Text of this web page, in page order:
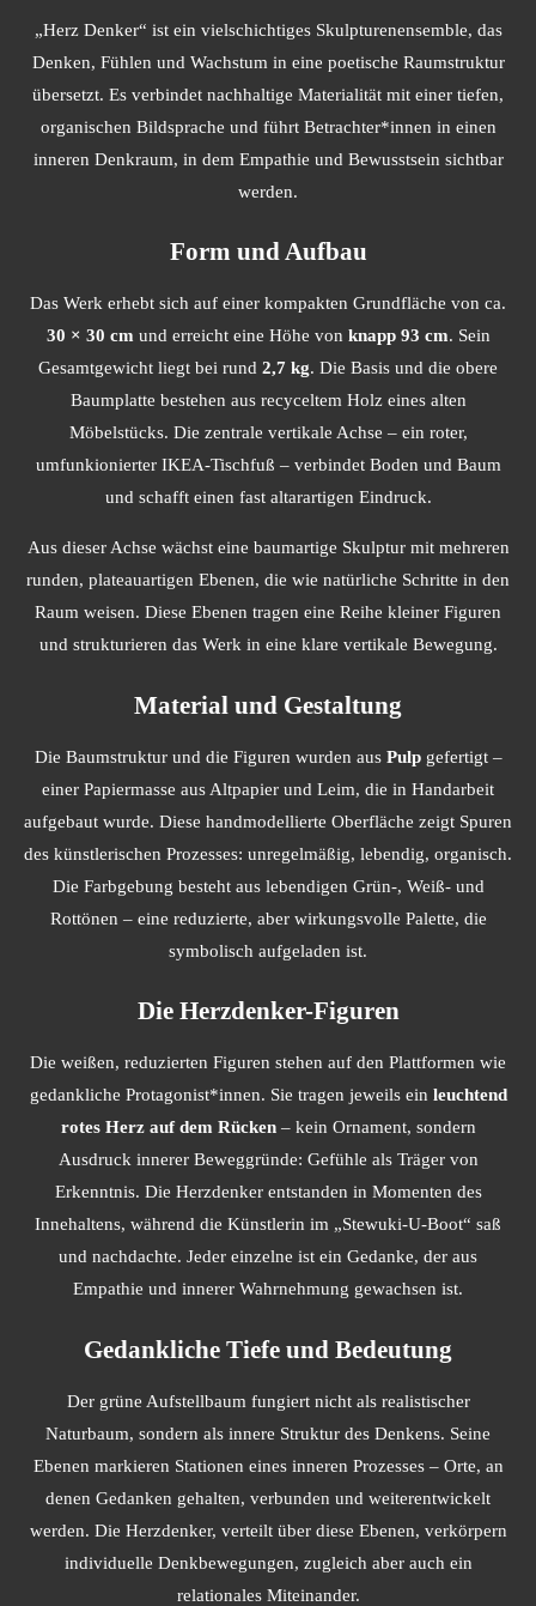
n
g
„Herz Denker“ ist ein vielschichtiges Skulpturenensemble, das
Denken, Fühlen und Wachstum in eine poetische Raumstruktur
übersetzt. Es verbindet nachhaltige Materialität mit einer tiefen,
organischen Bildsprache und führt Betrachter*innen in einen
inneren Denkraum, in dem Empathie und Bewusstsein sichtbar
werden.
Form und Aufbau
Das Werk erhebt sich auf einer kompakten Grundfläche von ca.
30 × 30 cm und erreicht eine Höhe von knapp 93 cm. Sein
Gesamtgewicht liegt bei rund 2,7 kg. Die Basis und die obere
Baumplatte bestehen aus recyceltem Holz eines alten
Möbelstücks. Die zentrale vertikale Achse – ein roter,
umfunkionierter IKEA-Tischfuß – verbindet Boden und Baum
und schafft einen fast altarartigen Eindruck.
Aus dieser Achse wächst eine baumartige Skulptur mit mehreren
runden, plateauartigen Ebenen, die wie natürliche Schritte in den
Raum weisen. Diese Ebenen tragen eine Reihe kleiner Figuren
und strukturieren das Werk in eine klare vertikale Bewegung.
Material und Gestaltung
Die Baumstruktur und die Figuren wurden aus Pulpgefertigt –
einer Papiermasse aus Altpapier und Leim, die in Handarbeit
aufgebaut wurde. Diese handmodellierte Oberfläche zeigt Spuren
des künstlerischen Prozesses: unregelmäßig, lebendig, organisch.
Die Farbgebung besteht aus lebendigen Grün-, Weiß- und
Rottönen – eine reduzierte, aber wirkungsvolle Palette, die
symbolisch aufgeladen ist.
Die Herzdenker-Figuren
Die weißen, reduzierten Figuren stehen auf den Plattformen wie
gedankliche Protagonist*innen. Sie tragen jeweils ein leuchtend
rotes Herz auf dem Rücken– kein Ornament, sondern
Ausdruck innerer Beweggründe: Gefühle als Träger von
Erkenntnis. Die Herzdenker entstanden in Momenten des
Innehaltens, während die Künstlerin im „Stewuki-U-Boot“ saß
und nachdachte. Jeder einzelne ist ein Gedanke, der aus
Empathie und innerer Wahrnehmung gewachsen ist.
Gedankliche Tiefe und Bedeutung
Der grüne Aufstellbaum fungiert nicht als realistischer
Naturbaum, sondern als innere Struktur des Denkens. Seine
Ebenen markieren Stationen eines inneren Prozesses – Orte, an
denen Gedanken gehalten, verbunden und weiterentwickelt
werden. Die Herzdenker, verteilt über diese Ebenen, verkörpern
individuelle Denkbewegungen, zugleich aber auch ein
relationales Miteinander.